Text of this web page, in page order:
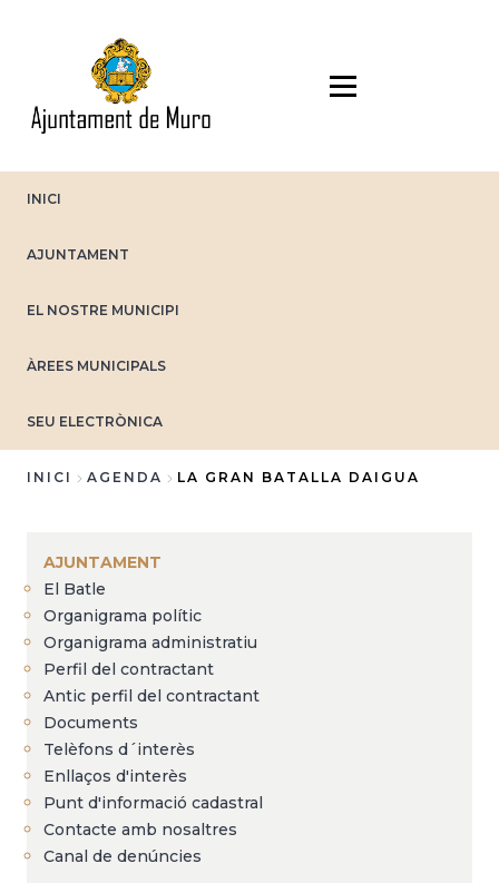
INICI
AJUNTAMENT
EL NOSTRE MUNICIPI
ÀREES MUNICIPALS
SEU ELECTRÒNICA
d'Ariadna
INICI AGENDA LA GRAN BATALLA DAIGUA
AJUNTAMENT
El Batle
Organigrama polític
Organigrama administratiu
Perfil del contractant
Antic perfil del contractant
Documents
Telèfons d´interès
Enllaços d'interès
Punt d'informació cadastral
Contacte amb nosaltres
Canal de denúncies